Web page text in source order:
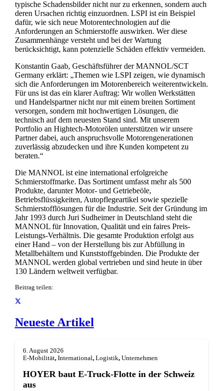
typische Schadensbilder nicht nur zu erkennen, sondern auch
deren Ursachen richtig einzuordnen. LSPI ist ein Beispiel
dafür, wie sich neue Motorentechnologien auf die
Anforderungen an Schmierstoffe auswirken. Wer diese
Zusammenhänge versteht und bei der Wartung
berücksichtigt, kann potenzielle Schäden effektiv vermeiden.
Konstantin Gaab, Geschäftsführer der MANNOL/SCT
Germany erklärt: „Themen wie LSPI zeigen, wie dynamisch
sich die Anforderungen im Motorenbereich weiterentwickeln.
Für uns ist das ein klarer Auftrag: Wir wollen Werkstätten
und Handelspartner nicht nur mit einem breiten Sortiment
versorgen, sondern mit hochwertigen Lösungen, die
technisch auf dem neuesten Stand sind. Mit unserem
Portfolio an Hightech-Motorölen unterstützen wir unsere
Partner dabei, auch anspruchsvolle Motorengenerationen
zuverlässig abzudecken und ihre Kunden kompetent zu
beraten.“
Die MANNOL ist eine international erfolgreiche
Schmierstoffmarke. Das Sortiment umfasst mehr als 500
Produkte, darunter Motor- und Getriebeöle,
Betriebsflüssigkeiten, Autopflegeartikel sowie spezielle
Schmierstofflösungen für die Industrie. Seit der Gründung im
Jahr 1993 durch Juri Sudheimer in Deutschland steht die
MANNOL für Innovation, Qualität und ein faires Preis-
Leistungs-Verhältnis. Die gesamte Produktion erfolgt aus
einer Hand – von der Herstellung bis zur Abfüllung in
Metallbehältern und Kunststoffgebinden. Die Produkte der
MANNOL werden global vertrieben und sind heute in über
130 Ländern weltweit verfügbar.
Beitrag teilen:
Neueste Artikel
6. August 2026
E-Mobilität, International, Logistik, Unternehmen
HOYER baut E-Truck-Flotte in der Schweiz
aus